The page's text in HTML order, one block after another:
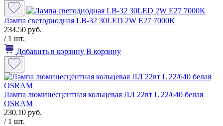
Лампа светодиодная LB-32 30LED 2W E27 7000K
234.50 руб.
/ 1 шт.
Добавить в корзину В корзину
Лампа люминесцентная кольцевая ЛЛ 22вт L 22/640 белая
OSRAM
230.10 руб.
/ 1 шт.